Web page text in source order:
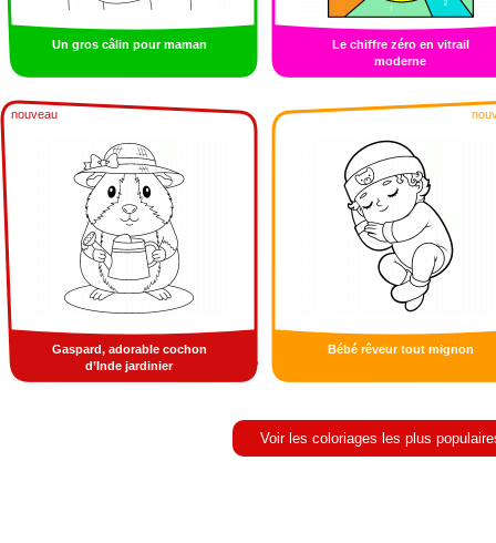
Un gros câlin pour maman
Le chiffre zéro en vitrail
moderne
nouveau
Gaspard, adorable cochon
d’Inde jardinier
Bébé rêveur tout mignon
Voir les coloriages les plus